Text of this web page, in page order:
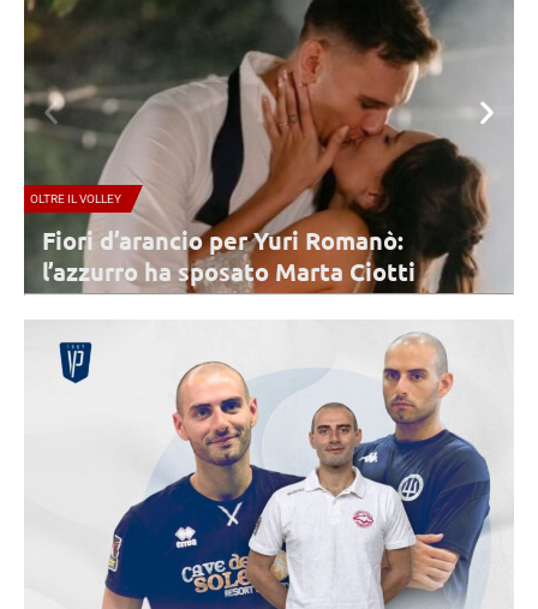
alla
A1 FEMMINILE
Conegliano, lunedì 10 agosto il
step del 2026/2027: il programma
stagionale
atletica. Subito disponibili cinque giocatrici. Tutto il